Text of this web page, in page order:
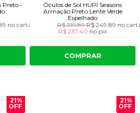
Preto -
no cartão
Óculos de Sol HUPI Seasons
Armação Preto Lente Verde
Espelhado
R$ 319,89R$ 249,89 no
R$ 237,40 no pix
COMPRAR
21%
OFF
21%
OFF